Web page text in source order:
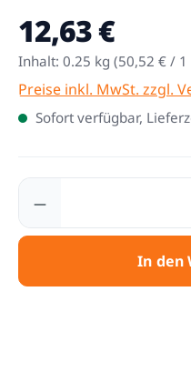
Regulärer Preis:
12,63 €
Inhalt: 0.25 kg (50,52 € / 1
Preise inkl. MwSt. zzgl.
Sofort verfügbar,
Produkt Anzahl:
In den